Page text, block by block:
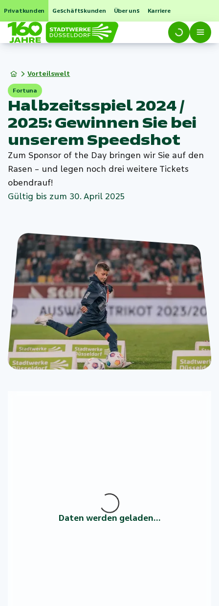
Privatkunden Geschäftskunden Über uns Karriere
Vorteilswelt
Fortuna
Halbzeitsspiel 2024 /
2025: Gewinnen Sie bei
unserem Speedshot
Zum Sponsor of the Day bringen wir Sie auf den
Rasen – und legen noch drei weitere Tickets
obendrauf!
Gültig bis zum 30. April 2025
Daten werden geladen...